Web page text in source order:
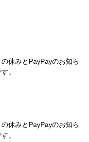
の休みとPayPayのお知ら
。
の休みとPayPayのお知ら
。